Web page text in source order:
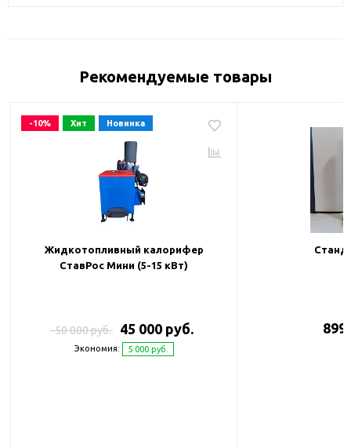
Рекомендуемые товары
-10% Хит Новинка
Жидкотопливный калорифер
СтавРос Мини (5-15 кВт)
50 000 руб. 45 000 руб.
Экономия: 5 000 руб.
899